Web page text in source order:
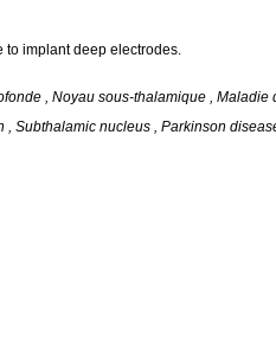
to implant deep electrodes.
, Noyau sous-thalamique , Maladie
, Subthalamic nucleus , Parkinson